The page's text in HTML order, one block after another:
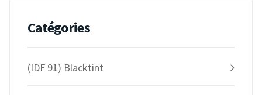
Catégories
(IDF 91) Blacktint